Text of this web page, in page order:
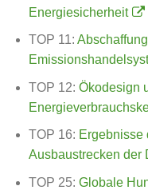
Energiesicherheit
TOP 11:
TOP 12: Ökodesign
TOP 16: Ergebnisse
Ausbaustrecken der
TOP 25: Globale